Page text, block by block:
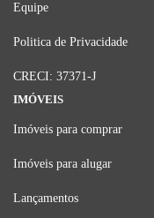
Equipe
Politica de Privacidade
CRECI: 37371-J
IMÓVEIS
Imóveis para comprar
Imóveis para alugar
Lançamentos